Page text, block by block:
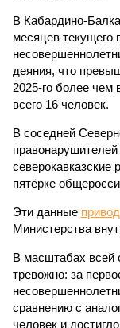
В Кабардино-
месяцев текущего
деяния, что
2025-го более чем
всего 16 человек.
В соседней
северокавказские
пятёрке
Эти данные
Министерства
В масштабах всей
тревожно: за
сравнению с
человек и